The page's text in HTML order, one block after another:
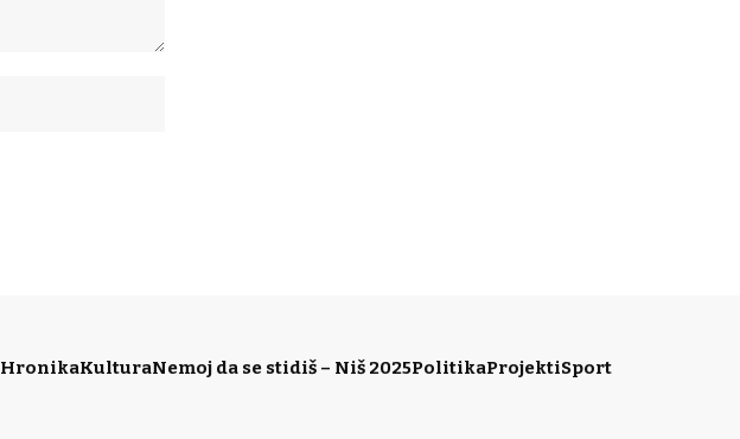
HronikaKulturaNemoj da se stidiš – Niš 2025PolitikaProjektiSport